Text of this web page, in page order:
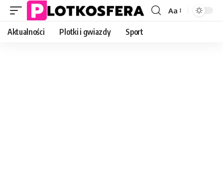
Font
Aa
Aktualności Plotki i gwiazdy Sport